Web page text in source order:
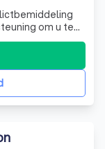
om u te
zodat u